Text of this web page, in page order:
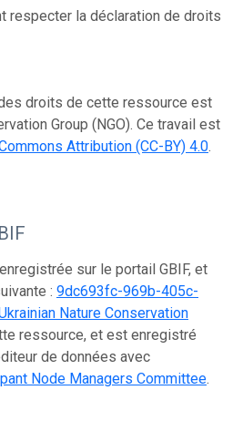
respecter la déclaration de droits
droits de cette ressource est
Group (NGO). Ce travail est
Attribution (CC-BY) 4.0.
sur le portail GBIF, et
: 9dc693fc-969b-405c-
Nature Conservation
ressource, et est enregistré
de données avec
Node Managers Committee.